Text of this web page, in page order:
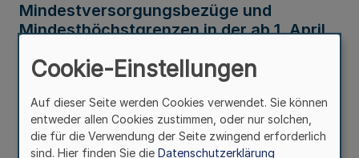
Mindestversorgungsbezüge und
Mindesthöchstgrenzen in der ab 1. April
Verwaltungsvorschrift
Cookie-Einstellungen
Auf dieser Seite werden Cookies verwendet. Sie können
entweder allen Cookies zustimmen, oder nur solchen,
die für die Verwendung der Seite zwingend erforderlich
sind. Hier finden Sie die Datenschutzerklärung